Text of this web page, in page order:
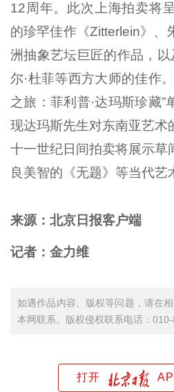
12周年。此次上海拍卖将
的珍罕佳作《Zitterlein》、
洲抽象艺坛巨匠的作品，以
尔·杜菲等西方大师的佳作
之旅：菲利普·达玛斯珍藏”
现达玛斯先生对东南亚艺术
十一世纪日间拍卖将展示草
良美智的《无题》等当代艺
来源：北京日报客户端
记者：金力维
如遇作品内容、版权等问题，请在
本网联系。版权侵权联系电话：
打开